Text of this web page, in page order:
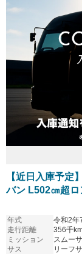
【近日入庫予定
バン L502㎝超
年式
令和2年
走行距離
356千
ミッション
スムー
サス
リーフ